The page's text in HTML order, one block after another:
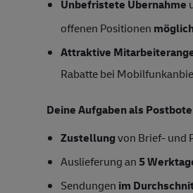
Unbefristete Übernahme
offenen Positionen
Attraktive
Rabatte bei
Deine Aufgaben als
Zustellungvon Brief- und
Auslieferung an5
Sendungen im